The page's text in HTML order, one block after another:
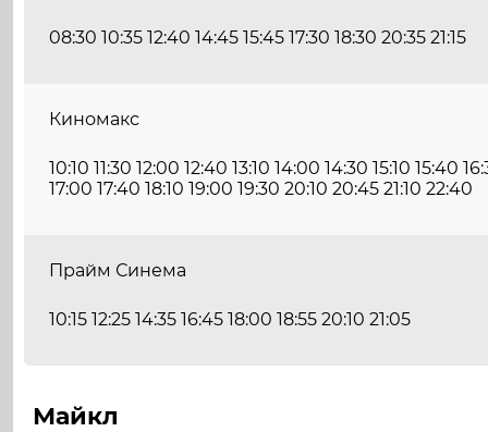
08:30 10:35 12:40 14:45 15:45 17:30 18:30 20:35 21:15
Киномакс
10:10 11:30 12:00 12:40 13:10 14:00 14:30 15:10 15:40
17:00 17:40 18:10 19:00 19:30 20:10 20:45 21:10 22:40
Прайм Синема
10:15 12:25 14:35 16:45 18:00 18:55 20:10 21:05
Майкл